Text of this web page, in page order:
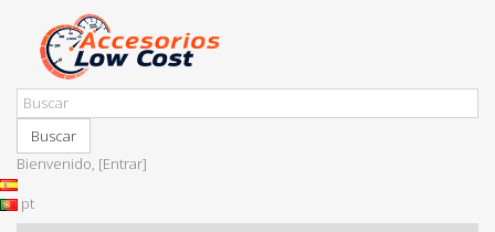
Buscar
Bienvenido, [Entrar]
pt